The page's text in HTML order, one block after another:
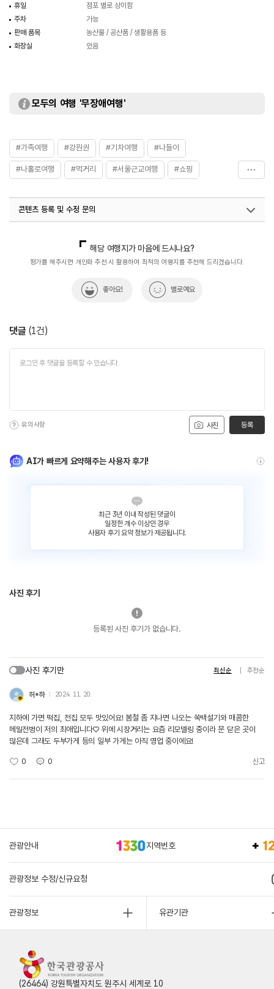
휴일
점포 별로 상이함
주차
가능
판매 품목
농산물 / 공산품 / 생활용품 등
화장실
있음
모두의 여행 '무장애여행'
#가족여행 #강원권 #기차여행 #나들이
#나홀로여행 #먹거리 #서울근교여행 #쇼핑
#전통시장투어 #춘천여행
콘텐츠 등록 및 수정 문의
해당 여행지가 마음에 드시나요?
평가를 해주시면 개인화 추천 시 활용하여 최적의 여행지를 추천해 드리겠습니다.
좋아요! 별로예요
댓글 (1건)
사진
유의사항 등록
AI가 빠르게 요약해주는 사용자 후기!
최근 3년 이내 작성된 댓글이
일정한 개수 이상인 경우
사용자 후기 요약 정보가 제공됩니다.
사진 후기
등록된 사진 후기가 없습니다.
사진 후기만 최신순 추천순
허*하 2024. 11. 20.
지하에 가면 떡집, 전집 모두 맛있어요! 봄철 좀 지나면 나오는 쑥백설기와 매콤한
메밀전병이 저의 최애입니다♡ 위에 시장거리는 요즘 리모델링 중이라 문 닫은 곳이
많은데 그래도 두부가게 등의 일부 가게는 아직 영업 중이에요!
0 0 신고
관광안내 지역번호
관광정보 수정/신규요청
관광정보 유관기관
(26464) 강원특별자치도 원주시 세계로 10